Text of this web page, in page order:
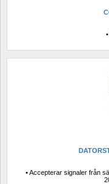
• Accepterar signaler från